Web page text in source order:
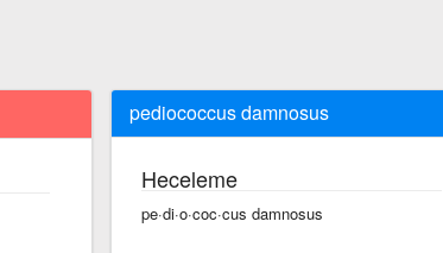
pediococcus damnosus
Heceleme
pe·di·o·coc·cus damnosus